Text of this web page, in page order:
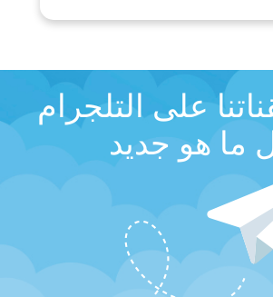
على التلجرام
ما هو جديد